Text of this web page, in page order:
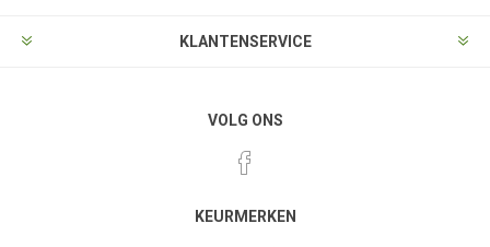
KLANTENSERVICE
VOLG ONS
KEURMERKEN